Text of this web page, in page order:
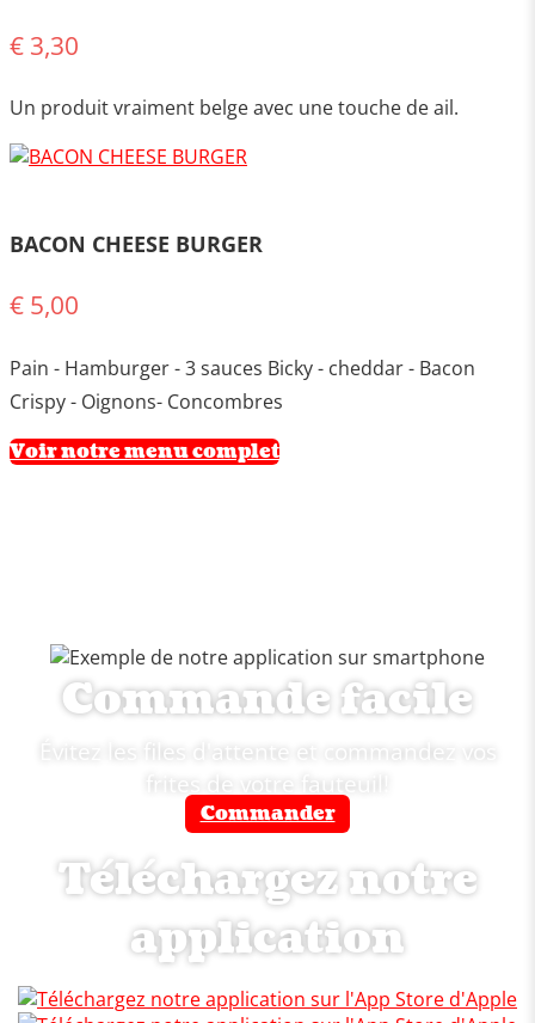
€ 3,30
Un produit vraiment belge avec une touche de ail.
BACON CHEESE BURGER
€ 5,00
Pain - Hamburger - 3 sauces Bicky - cheddar - Bacon
Crispy - Oignons- Concombres
Voir notre menu complet
Commande facile
Évitez les files d'attente et commandez vos
frites de votre fauteuil!
Commander
Téléchargez notre
application